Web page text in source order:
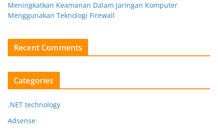
Meningkatkan Keamanan Dalam Jaringan Komputer
Menggunakan Teknologi Firewall
Recent Comments
Categories
.NET technology
Adsense